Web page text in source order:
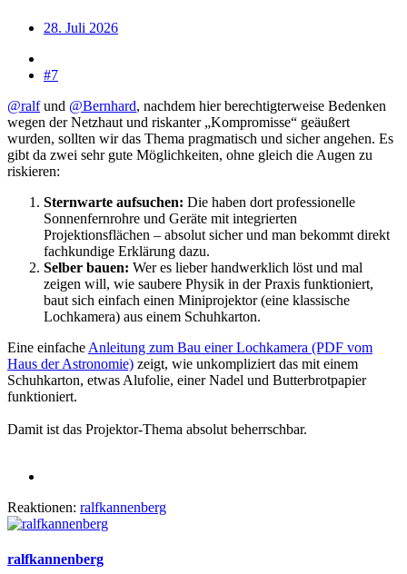
28. Juli 2026
#7
@ralfund @Bernhard, nachdem hier berechtigterweise Bedenken
wegen der Netzhaut und riskanter „Kompromisse“ geäußert
wurden, sollten wir das Thema pragmatisch und sicher angehen. Es
gibt da zwei sehr gute Möglichkeiten, ohne gleich die Augen zu
riskieren:
Sternwarte aufsuchen: Die haben dort professionelle
Sonnenfernrohre und Geräte mit integrierten
Projektionsflächen – absolut sicher und man bekommt direkt
fachkundige Erklärung dazu.
Selber bauen: Wer es lieber handwerklich löst und mal
zeigen will, wie saubere Physik in der Praxis funktioniert,
baut sich einfach einen Miniprojektor (eine klassische
Lochkamera) aus einem Schuhkarton.
Eine einfache Anleitung zum Bau einer Lochkamera (PDF vom
Haus der Astronomie) zeigt, wie unkompliziert das mit einem
Schuhkarton, etwas Alufolie, einer Nadel und Butterbrotpapier
funktioniert.
Damit ist das Projektor-Thema absolut beherrschbar.
Reaktionen: ralfkannenberg
ralfkannenberg